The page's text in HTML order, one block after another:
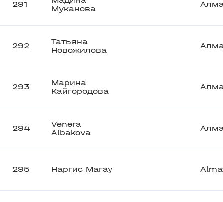
291
Муканова
292
Татьяна
Новожилова
293
Марина
Кайгородова
294
Venera
Albakova
295 Наргис Магау